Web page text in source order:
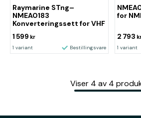
Raymarine STng–
NMEA0183
Konverteringssett for VHF
1 599 kr
1 variant Bestillingsvare
for
2 793
1 variant
Viser 4 av 4